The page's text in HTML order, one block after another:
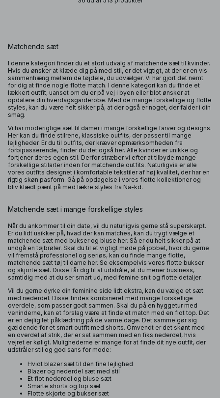
Matchende sæt
I denne kategori finder du et stort udvalg af matchende sæt til kvinder.
Hvis du ønsker at klæde dig på med stil, er det vigtigt, at der er en vis
sammenhæng mellem de tøjdele, du udvælger. Vi har gjort det nemt
for dig at finde nogle flotte match. I denne kategori kan du finde et
lækkert outfit, uanset om du er på vej i byen eller blot ønsker at
opdatere din hverdagsgarderobe. Med de mange forskellige og flotte
styles, kan du være helt sikker på, at der også er noget, der falder i din
smag.
Vi har moderigtige sæt til damer i mange forskellige farver og designs.
Her kan du finde stilrene, klassiske outfits, der passer til mange
lejligheder. Er du til outfits, der kræver opmærksomheden fra
forbipasserende, finder du det også her. Alle kvinder er unikke og
fortjener deres egen stil. Derfor stræber vi efter at tilbyde mange
forskellige stilarter inden for matchende outfits. Naturligvis er alle
vores outfits designet i komfortable tekstiler af høj kvalitet, der har en
rigtig skøn pasform. Gå på opdagelse i vores flotte kollektioner og
bliv klædt pænt på med lækre styles fra Na-kd.
Matchende sæt i mange forskellige styles
Når du ankommer til din date, vil du naturligvis gerne stå superskarpt.
Er du lidt usikker på, hvad der kan matches, kan du trygt vælge et
matchende sæt med bukser og bluse her. Så er du helt sikker på at
undgå en tøjbrøler. Skal du til et vigtigt møde på jobbet, hvor du gerne
vil fremstå professionel og seriøs, kan du finde mange flotte,
matchende sæt tøj til dame her. Se eksempelvis vores flotte bukser
og skjorte sæt. Disse får dig til at udstråle, at du mener business,
samtidig med at du ser smart ud, med femine snit og flotte detaljer.
Vil du gerne dyrke din feminine side lidt ekstra, kan du vælge et sæt
med nederdel. Disse findes kombineret med mange forskellige
overdele, som passer godt sammen. Skal du på en hyggetur med
veninderne, kan et forslag være at finde et match med en flot top. Det
er en dejlig let påklædning på de varme dage. Det samme gør sig
gældende for et smart outfit med shorts. Omvendt er det skønt med
en overdel af strik, der er sat sammen med en fiks nederdel, hvis
vejret er køligt. Mulighederne er mange for at finde dit nye outfit, der
udstråler stil og god sans for mode:
Hvidt blazer sæt til den fine lejlighed
Blazer og nederdel sæt med stil
Et flot nederdel og bluse sæt
Smarte shorts og top sæt
Flotte skjorte og bukser sæt